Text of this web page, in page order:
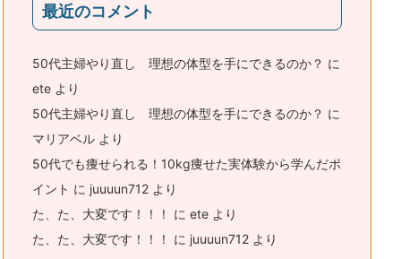
最近のコメント
50代主婦やり直し 理想の体型を手にできるのか？ に
ete より
50代主婦やり直し 理想の体型を手にできるのか？ に
マリアベル より
50代でも痩せられる！10kg痩せた実体験から学んだポ
イント に juuuun712 より
た、た、大変です！！！
に ete より
た、た、大変です！！！
に juuuun712 より